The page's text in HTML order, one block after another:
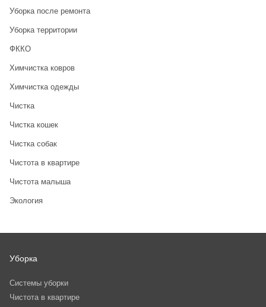
Уборка после ремонта
Уборка территории
ФККО
Химчистка ковров
Химчистка одежды
Чистка
Чистка кошек
Чистка собак
Чистота в квартире
Чистота малыша
Экология
Уборка
Системы уборки
Чистота в квартире